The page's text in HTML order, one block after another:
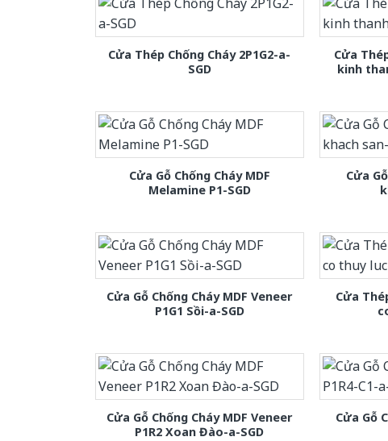
Cửa Thép Chống Cháy 2P1G2-a-
SGD
Cửa
kinh
Cửa Gỗ Chống Cháy MDF
Melamine P1-SGD
Cửa
Cửa Gỗ Chống Cháy MDF Veneer
P1G1 Sồi-a-SGD
Cửa
Cửa Gỗ Chống Cháy MDF Veneer
P1R2 Xoan Đào-a-SGD
Cửa Gỗ